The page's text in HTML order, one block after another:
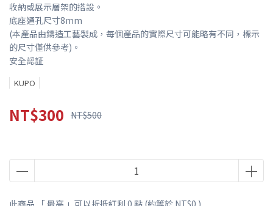
收納或展示層架的搭設。
底座通孔尺寸8mm
(本產品由鑄造工藝製成，每個產品的實際尺寸可能略有不同，標示
的尺寸僅供參考)。
安全認証
KUPO
NT$300 NT$500
此商品 「 最高 」可以折抵紅利 0 點 (約等於 NT$0 )